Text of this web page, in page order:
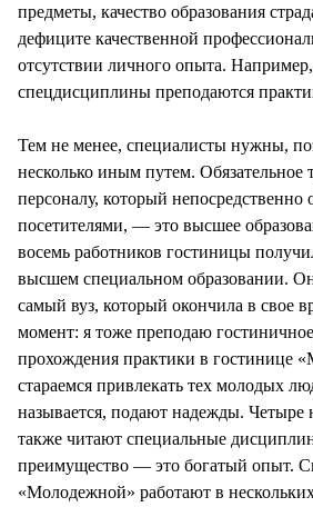
предметы, качество образования
дефиците качественной
отсутствии личного опыта.
спецдисциплины преподаются
Тем не менее, специалисты нужны,
несколько иным путем. Обязательное
персоналу, который непосредственно
посетителями, — это высшее
восемь работников гостиницы
высшем специальном образовании.
самый вуз, который окончила в свое
момент: я тоже преподаю
прохождения практики в гостинице
стараемся привлекать тех молодых
называется, подают надежды. Четыре
также читают специальные
преимущество — это богатый опыт.
«Молодежной» работают в